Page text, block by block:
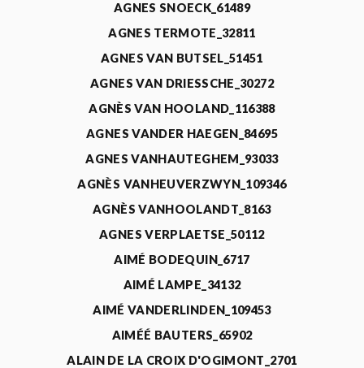
AGNES SNOECK_61489
AGNES TERMOTE_32811
AGNES VAN BUTSEL_51451
AGNES VAN DRIESSCHE_30272
AGNÈS VAN HOOLAND_116388
AGNES VANDER HAEGEN_84695
AGNES VANHAUTEGHEM_93033
AGNÈS VANHEUVERZWYN_109346
AGNÈS VANHOOLANDT_8163
AGNES VERPLAETSE_50112
AIMÉ BODEQUIN_6717
AIMÉ LAMPE_34132
AIMÉ VANDERLINDEN_109453
AIMÉÉ BAUTERS_65902
ALAIN DE LA CROIX D'OGIMONT_2701